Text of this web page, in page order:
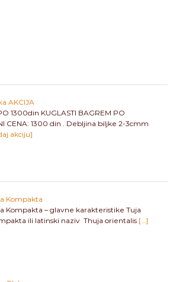
AKCIJA
1300din KUGLASTI BAGREM PO
CENA: 1300 din . Debljina biljke 2-3cmm
akciju]
Kompakta
Kompakta – glavne karakteristike Tuja
ili latinski naziv Thuja orientalis […]